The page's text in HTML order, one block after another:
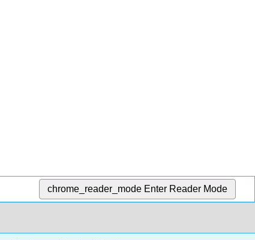
chrome_reader_mode Enter Reader Mode